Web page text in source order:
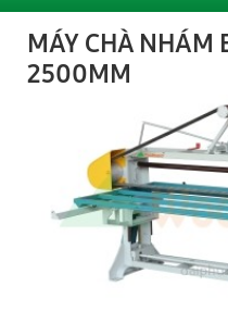
MÁY CHÀ NHÁM
2500MM
Dùng máy chà nhám băng
Sản phẩm liên quan